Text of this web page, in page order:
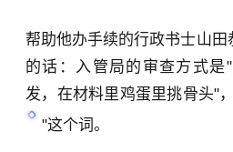
帮助他办手续的行政书士山
的话：入管局的审查方式是
发，在材料里鸡蛋里挑骨头"
"这个词。